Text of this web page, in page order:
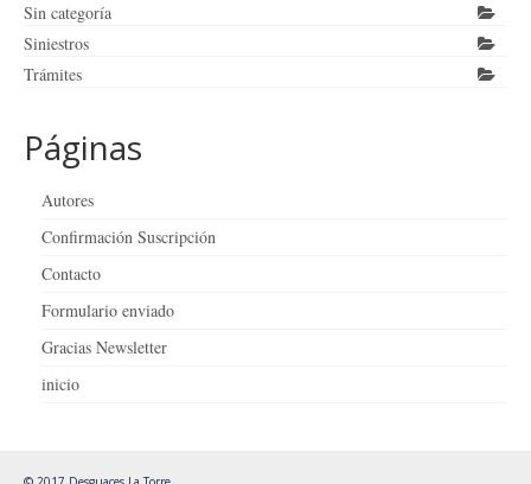
Sin categoría
Siniestros
Trámites
Páginas
Autores
Confirmación Suscripción
Contacto
Formulario enviado
Gracias Newsletter
inicio